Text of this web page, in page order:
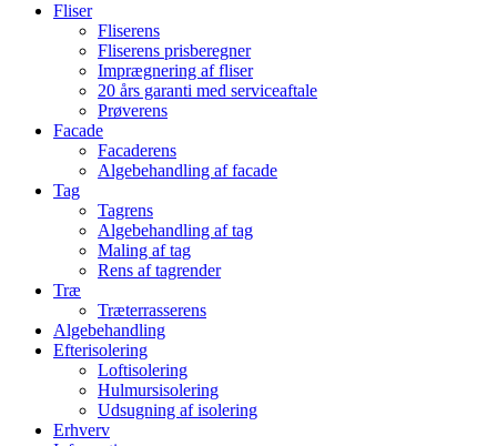
Fliser
Fliserens
Fliserens prisberegner
Imprægnering af fliser
20 års garanti med serviceaftale
Prøverens
Facade
Facaderens
Algebehandling af facade
Tag
Tagrens
Algebehandling af tag
Maling af tag
Rens af tagrender
Træ
Træterrasserens
Algebehandling
Efterisolering
Loftisolering
Hulmursisolering
Udsugning af isolering
Erhverv